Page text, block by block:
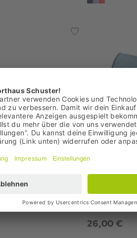
Wash Bag
26,00 €